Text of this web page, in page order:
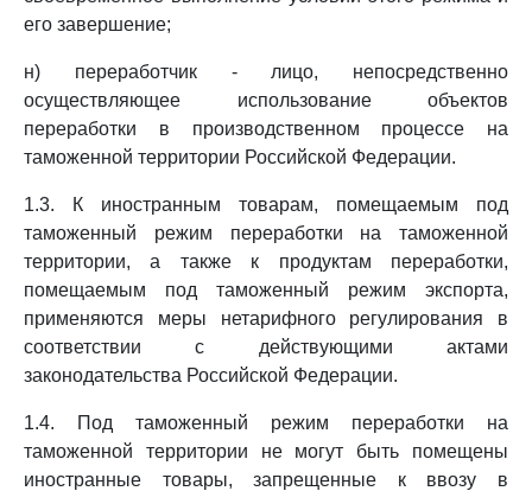
его завершение;
н) переработчик - лицо, непосредственно
осуществляющее использование объектов
переработки в производственном процессе на
таможенной территории Российской Федерации.
1.3. К иностранным товарам, помещаемым под
таможенный режим переработки на таможенной
территории, а также к продуктам переработки,
помещаемым под таможенный режим экспорта,
применяются меры нетарифного регулирования в
соответствии с действующими актами
законодательства Российской Федерации.
1.4. Под таможенный режим переработки на
таможенной территории не могут быть помещены
иностранные товары, запрещенные к ввозу в